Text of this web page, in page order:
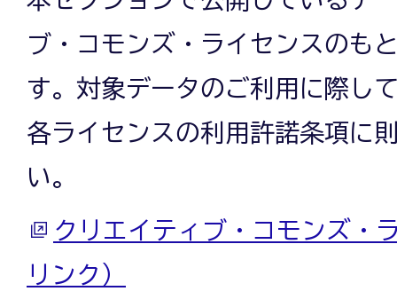
ブ・コモンズ・ライセンスのも
す。対象データのご利用に際し
各ライセンスの利用許諾条項に
い。
クリエイティブ・コモンズ・
リンク）